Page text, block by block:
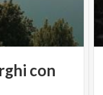
con